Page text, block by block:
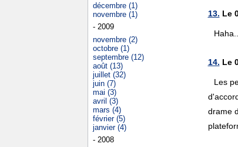
13. Le
Haha...
14. Le
Les
drame
décembre (1)
novembre (1)
- 2009
novembre (2)
octobre (1)
septembre (12)
août (13)
juillet (32)
juin (7)
mai (3)
avril (3)
mars (4)
février (5)
janvier (4)
- 2008